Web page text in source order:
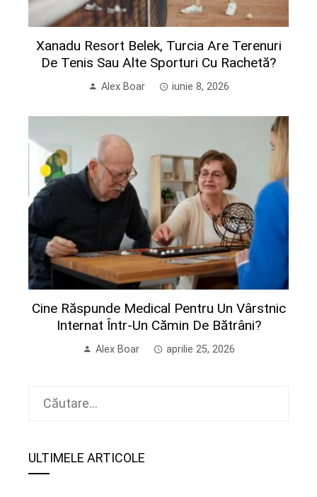
Xanadu Resort Belek, Turcia Are Terenuri
De Tenis Sau Alte Sporturi Cu Rachetă?
Alex Boar iunie 8, 2026
Cine Răspunde Medical Pentru Un Vârstnic
Internat Într-Un Cămin De Bătrâni?
Alex Boar aprilie 25, 2026
Caută
ULTIMELE ARTICOLE